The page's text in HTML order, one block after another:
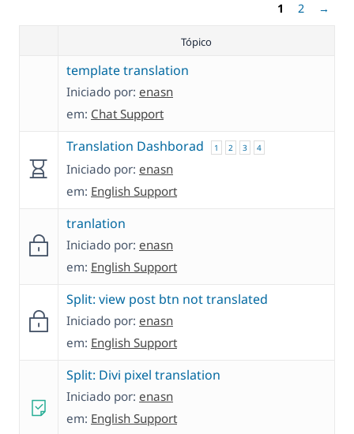
1
2 →
Tópico
template translation
Iniciado por: enasn
em: Chat Support
Translation Dashborad 1 2 3 4
Iniciado por: enasn
em: English Support
tranlation
Iniciado por: enasn
em: English Support
Split: view post btn not translated
Iniciado por: enasn
em: English Support
Split: Divi pixel translation
Iniciado por: enasn
em: English Support